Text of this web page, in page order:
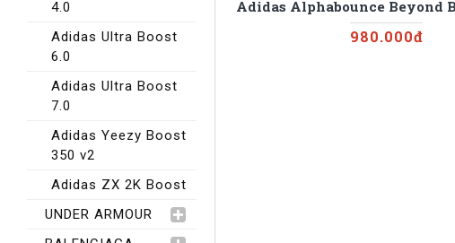
4.0
Adidas Ultra Boost
6.0
Adidas Ultra Boost
7.0
Adidas Yeezy Boost
350 v2
Adidas ZX 2K Boost
UNDER ARMOUR
Adidas Alphabounce Beyond
980.000đ